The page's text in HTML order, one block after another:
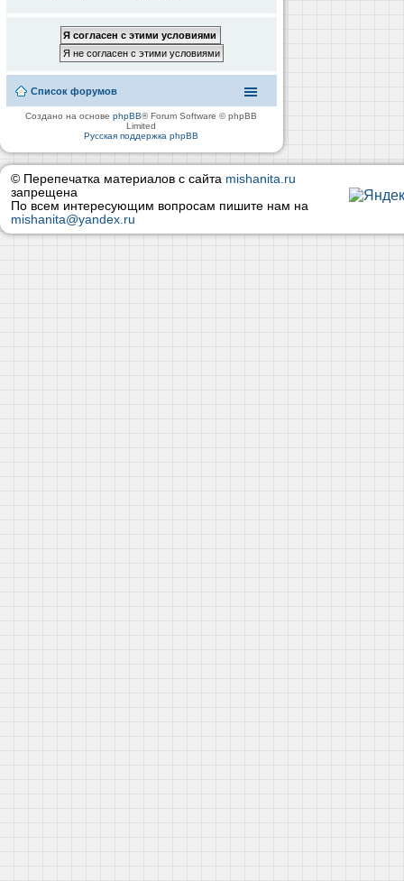
Список форумов
Создано на основеphpBB® Forum Software © phpBB
Limited
Русская поддержка phpBB
© Перепечатка материалов с сайта mishanita.ru
запрещена
По всем интересующим вопросам пишите нам на
mishanita@yandex.ru